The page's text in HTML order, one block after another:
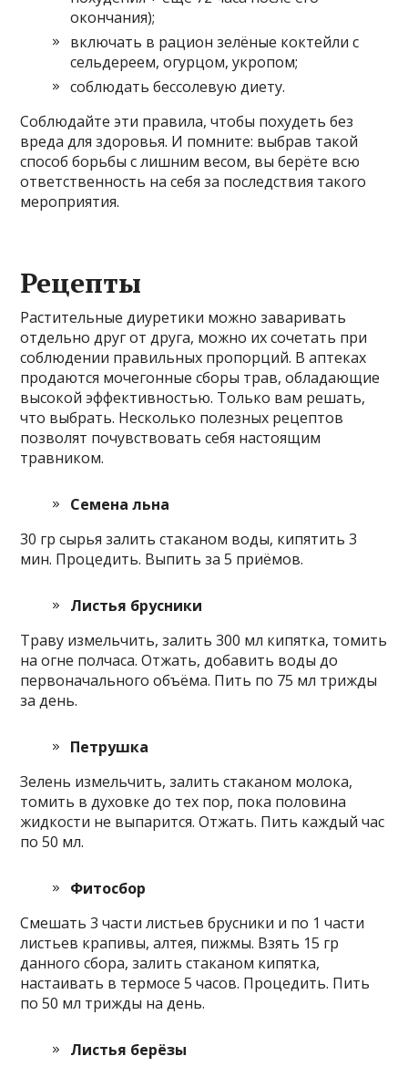
окончания);
включать в рацион зелёные коктейли с
сельдереем, огурцом, укропом;
соблюдать бессолевую диету.
Соблюдайте эти правила, чтобы похудеть без
вреда для здоровья. И помните: выбрав такой
способ борьбы с лишним весом, вы берёте всю
ответственность на себя за последствия такого
мероприятия.
Рецепты
Растительные диуретики можно заваривать
отдельно друг от друга, можно их сочетать при
соблюдении правильных пропорций. В аптеках
продаются мочегонные сборы трав, обладающие
высокой эффективностью. Только вам решать,
что выбрать. Несколько полезных рецептов
позволят почувствовать себя настоящим
травником.
Семена льна
30 гр сырья залить стаканом воды, кипятить 3
мин. Процедить. Выпить за 5 приёмов.
Листья брусники
Траву измельчить, залить 300 мл кипятка, томить
на огне полчаса. Отжать, добавить воды до
первоначального объёма. Пить по 75 мл трижды
за день.
Петрушка
Зелень измельчить, залить стаканом молока,
томить в духовке до тех пор, пока половина
жидкости не выпарится. Отжать. Пить каждый час
по 50 мл.
Фитосбор
Смешать 3 части листьев брусники и по 1 части
листьев крапивы, алтея, пижмы. Взять 15 гр
данного сбора, залить стаканом кипятка,
настаивать в термосе 5 часов. Процедить. Пить
по 50 мл трижды на день.
Листья берёзы